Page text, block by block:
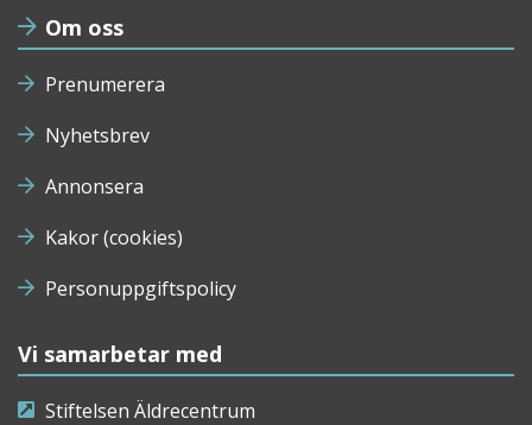
Om oss
Prenumerera
Nyhetsbrev
Annonsera
Kakor (cookies)
Personuppgiftspolicy
Vi samarbetar med
Stiftelsen Äldrecentrum